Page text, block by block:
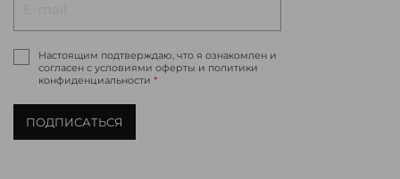
Настоящим подтверждаю, что я ознакомлен и
согласен с условиями оферты и политики
конфиденциальности *
ПОДПИСАТЬСЯ